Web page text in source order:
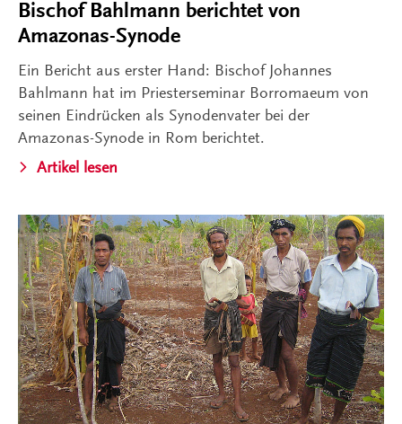
Bischof Bahlmann berichtet von
Amazonas-Synode
Ein Bericht aus erster Hand: Bischof Johannes
Bahlmann hat im Priesterseminar Borromaeum von
seinen Eindrücken als Synodenvater bei der
Amazonas-Synode in Rom berichtet.
Artikel lesen